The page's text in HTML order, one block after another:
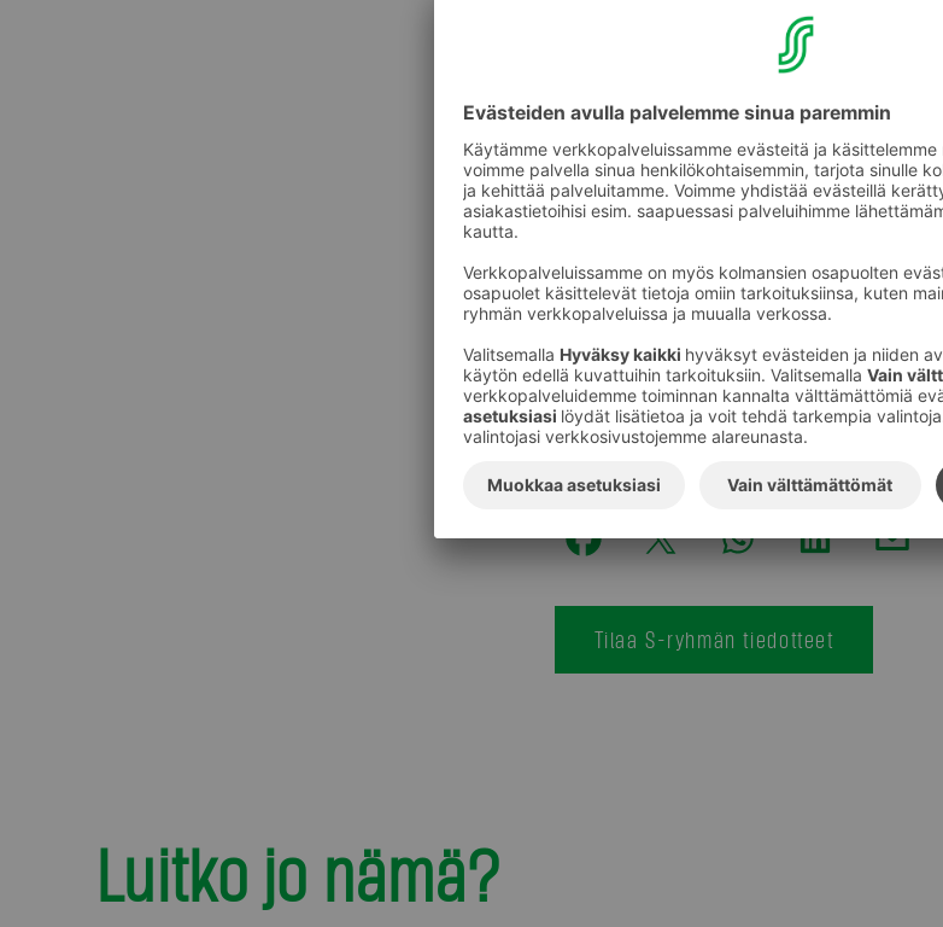
Kaikki S-ryhmän ruokakaupat ovat
ovensa normaaliperjantaita
juhannuspäivänä eli kaikkina päivinä
Kellon ympäri palvelee noin 60
Mikkelissä ja Prisma Seppälässä
Oman juhannuskaupan aukiolon voi
kanava.fi/asiakasomistaja/etu-ja-
Kuvat:S-ryhmä
Tilaa S-ryhmän tiedotteet
Luitko jo nämä?